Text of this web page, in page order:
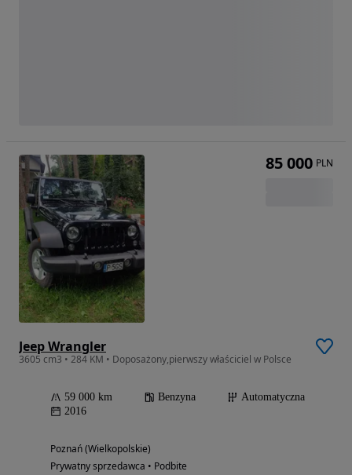
Jeep Wrangler
3605 cm3 • 284 KM • Doposażony,pierwszy właściciel w Polsce
59 000 km Benzyna
Automatyczna
2016
Poznań (Wielkopolskie)
Prywatny sprzedawca • Podbite
85 000 PLN